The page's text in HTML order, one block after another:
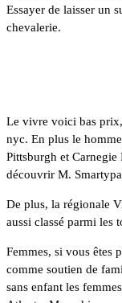
Essayer de laisser un
chevalerie.
Le vivre voici bas
nyc. En plus le
Pittsburgh et Carnegie
découvrir M.
De plus, la régionale
aussi classé parmi les
Femmes, si vous êtes
comme soutien de
sans enfant les